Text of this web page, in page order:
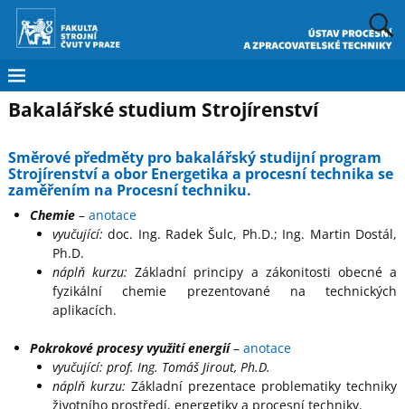
Bakalářské studium Strojírenství
Směrové předměty pro bakalářský studijní program
Strojírenství a obor Energetika a procesní technika se
zaměřením na Procesní techniku.
Chemie –anotace
vyučující: doc. Ing. Radek Šulc, Ph.D.; Ing. Martin Dostál,
Ph.D.
náplň kurzu: Základní principy a zákonitosti obecné a
fyzikální chemie prezentované na technických
aplikacích.
Pokrokové procesy využití energií–anotace
vyučující: prof. Ing. Tomáš Jirout, Ph.D.
náplň kurzu: Základní prezentace problematiky techniky
životního prostředí, energetiky a procesní techniky.